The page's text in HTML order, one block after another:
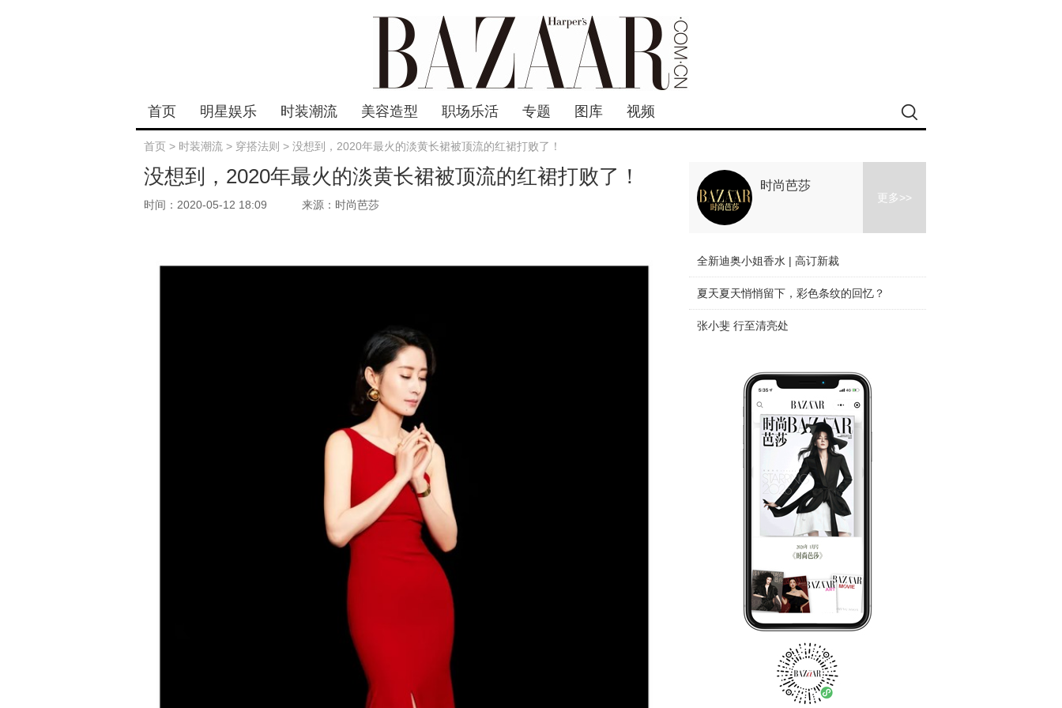
首页 明星娱乐 时装潮流 美容造型 职场乐活 专题 图库 视频
首页 > 时装潮流 > 穿搭法则 > 没想到，2020年最火的淡黄长裙被顶流的红裙打败了！
没想到，2020年最火的淡黄长裙被顶流的红裙打败了！
时间：2020-05-12 18:09 来源：时尚芭莎
时尚芭莎
更多>>
全新迪奥小姐香水 | 高订新裁
夏天夏天悄悄留下，彩色条纹的回忆？
张小斐 行至清亮处